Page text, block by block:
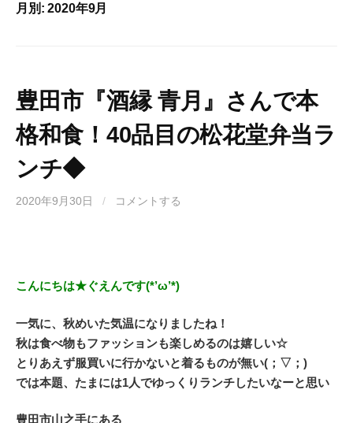
月別: 2020年9月
豊田市『酒縁 青月』さんで本
格和食！40品目の松花堂弁当ラ
ンチ◆
2020年9月30日 / コメントする
こんにちは★ぐえんです(*’ω’*)
一気に、秋めいた気温になりましたね！
秋は食べ物もファッションも楽しめるのは嬉しい☆
とりあえず服買いに行かないと着るものが無い(；▽；)
では本題、たまには1人でゆっくりランチしたいなーと思い
豊田市山之手にある